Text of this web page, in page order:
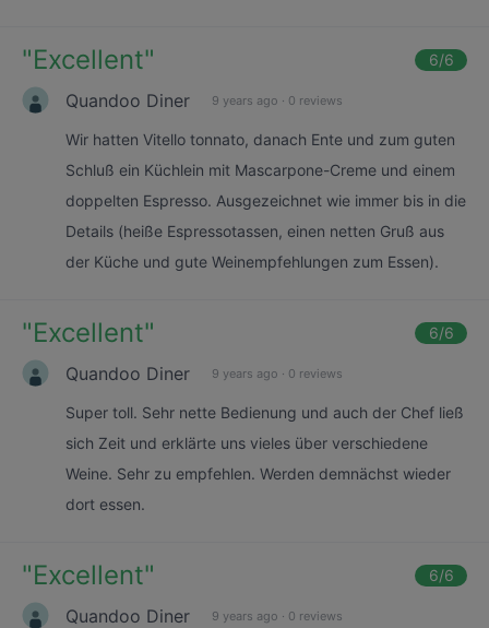
"Excellent" 6/6
Quandoo Diner 9 years ago · 0 reviews
Wir hatten Vitello tonnato, danach Ente und zum guten
Schluß ein Küchlein mit Mascarpone-Creme und einem
doppelten Espresso. Ausgezeichnet wie immer bis in die
Details (heiße Espressotassen, einen netten Gruß aus
der Küche und gute Weinempfehlungen zum Essen).
"Excellent" 6/6
Quandoo Diner 9 years ago · 0 reviews
Super toll. Sehr nette Bedienung und auch der Chef ließ
sich Zeit und erklärte uns vieles über verschiedene
Weine. Sehr zu empfehlen. Werden demnächst wieder
dort essen.
"Excellent" 6/6
Quandoo Diner 9 years ago · 0 reviews